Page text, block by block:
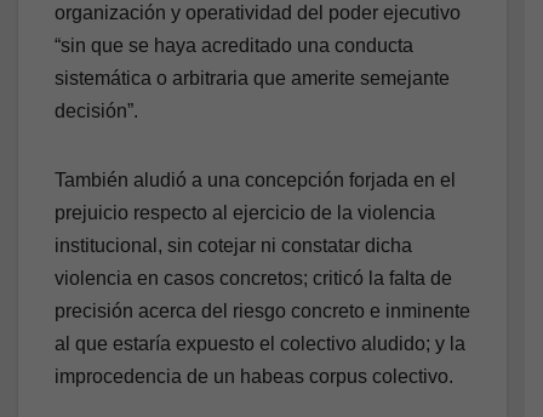
organización y operatividad del poder ejecutivo
“sin que se haya acreditado una conducta
sistemática o arbitraria que amerite semejante
decisión”.
También aludió a una concepción forjada en el
prejuicio respecto al ejercicio de la violencia
institucional, sin cotejar ni constatar dicha
violencia en casos concretos; criticó la falta de
precisión acerca del riesgo concreto e inminente
al que estaría expuesto el colectivo aludido; y la
improcedencia de un habeas corpus colectivo.